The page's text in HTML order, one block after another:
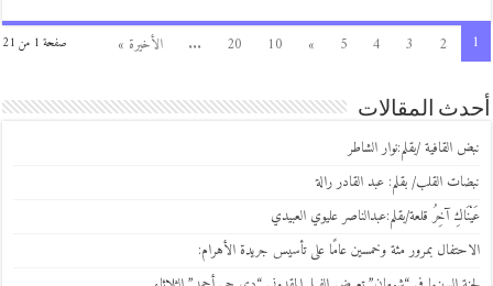
صفحة 1 من 21 1
2
3
4
5
»
10
20
... الأخيرة »
أحدث المقالات
نبض القافية /بقلم:نوار الشاطر
نبضات القلب/ بقلم: عبد القادر رالة
عَيْنَاكِ آخِرُ قلعة/بقلم:عبدالناصر عليوي العبيدي
الاحتفال بمرور مئة وخمسين عامًا على تأسيس جريدة الأهرام: